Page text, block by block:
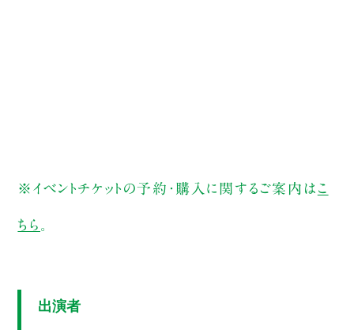
※イベントチケットの予約・購入に関するご案内は こ
ちら
出演者